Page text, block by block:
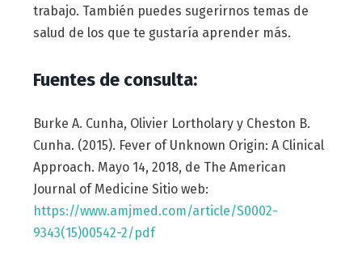
trabajo. También puedes sugerirnos temas de
salud de los que te gustaría aprender más.
Fuentes de consulta:
Burke A. Cunha, Olivier Lortholary y Cheston B.
Cunha. (2015). Fever of Unknown Origin: A Clinical
Approach. Mayo 14, 2018, de The American
Journal of Medicine Sitio web:
https://www.amjmed.com/article/S0002-
9343(15)00542-2/pdf